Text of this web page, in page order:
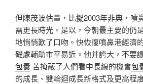
但陳茂波估量，比擬2003年非典，噴
需更長時光。是以，今朝最主要的仍
地悄悄歎了口吻。快恢復噴鼻港經濟
礎處輔助市平易近。他并誇大，不要
包養 苦掩蔽了人們看中長線的機會包
的成長、雙輪迴成長新格式及更高程